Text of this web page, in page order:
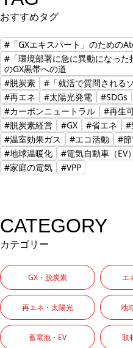
おすすめタグ
#「GXエキスパート」のための
#「環境部署に急に異動になった
のGX黒帯への道
#脱炭素
#「就活で質問される
#再エネ
#太陽光発電
#SDGs
#カーボンニュートラル
#再生
#脱炭素経営
#GX #省エネ
#
#温室効果ガス
#エコ活動
#
#地球温暖化
#電気自動車（EV）
#家庭の電気
#VPP
CATEGORY
カテゴリー
GX・脱炭素 エ
再エネ・太陽光 地
蓄電池・EV 取